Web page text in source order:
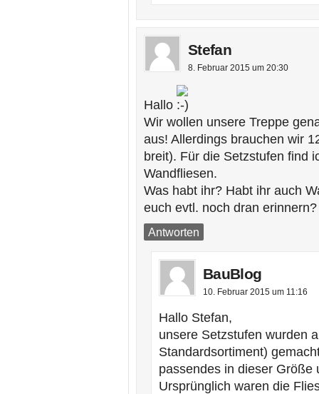
Stefan
8. Februar 2015 um 20:30
Hallo
Wir wollen unsere Treppe
aus! Allerdings brauchen wir
breit). Für die Setzstufen find
Wandfliesen.
Was habt ihr? Habt ihr auch
euch evtl. noch dran erinnern?
Antworten
BauBlog
10. Februar 2015 um 11:16
Hallo Stefan,
unsere Setzstufen wurden
Standardsortiment)
passendes in dieser Größe
Ursprünglich waren die